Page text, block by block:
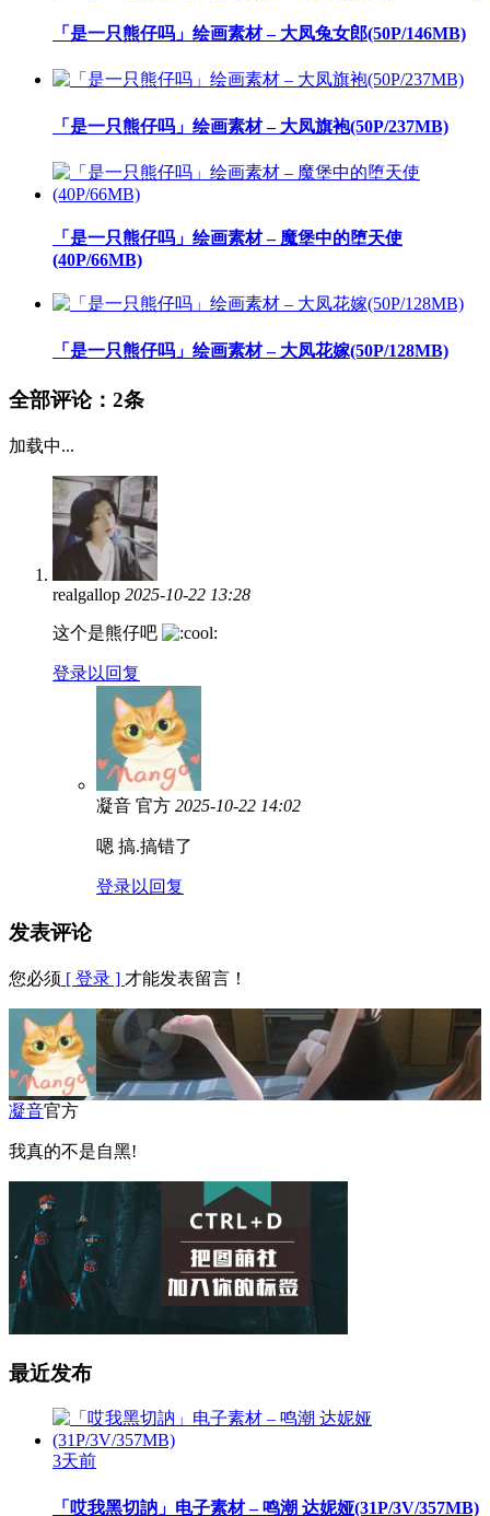
「是一只熊仔吗」绘画素材 – 大凤兔女郎(50P/146MB)
「是一只熊仔吗」绘画素材 – 大凤旗袍(50P/237MB)
「是一只熊仔吗」绘画素材 – 魔堡中的堕天使
(40P/66MB)
「是一只熊仔吗」绘画素材 – 大凤花嫁(50P/128MB)
全部评论： 2条
加载中...
realgallop 2025-10-22 13:28
这个是熊仔吧
登录以回复
凝音 官方 2025-10-22 14:02
嗯 搞.搞错了
登录以回复
发表评论
您必须 [ 登录 ] 才能发表留言！
凝音官方
我真的不是自黑!
最近发布
3天前
「哎我黑切訥」电子素材 – 鸣潮 达妮娅(31P/3V/357MB)